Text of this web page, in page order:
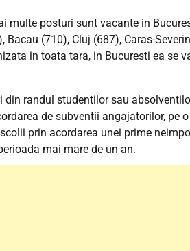
multe posturi sunt vacante in
(710), Cluj (687), Caras-
in toata tara, in Bucuresti ea se
randul studentilor sau
de subventii angajatorilor, pe
prin acordarea unei prime
mai mare de un an.